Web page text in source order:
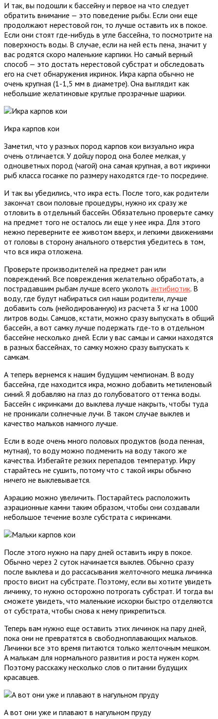
И так, вы подошли к бассейну и первое на что следует
обратить внимание — это поведение рыбы. Если они еще
продолжают нерестовой гон, то лучше оставить их в покое.
Если они стоят где-нибудь в угле бассейна, то посмотрите на
поверхность воды. В случае, если на ней есть пена, значит у
вас родятся скоро маленькие карпики. Но самый верный
способ — это достать нерестовой субстрат и обследовать
его на счет обнаружения икринок. Икра карпа обычно не
очень крупная (1-1,5 мм в диаметре). Она выглядит как
небольшие желатиновые круглые прозрачные шарики.
Икра карпов кои
Заметил, что у разных пород карпов кои визуально икра
очень отличается. У дойцу пород она более мелкая, у
одноцветных пород (чагой) она самая крупная, а вот икринки
рыб класса госанке по размеру находятся где-то посредине.
И так вы убедились, что икра есть. После того, как родители
закончат свои половые процедуры, нужно их сразу же
отловить в отдельный бассейн. Обязательно проверьте самку
на предмет того не осталось ли еще у нее икра. Для этого
нежно переверните ее животом вверх, и легкими движениями
от головы в сторону анального отверстия убедитесь в том,
что вся икра отложена.
Проверьте производителей на предмет ран или
повреждений. Все повреждения желательно обработать, а
пострадавшим рыбам лучше всего уколоть антибиотик. В
воду, где будут набираться сил наши родители, лучше
добавить соль (нейодированную) из расчета 3 кг на 1000
литров воды. Самцов, кстати, можно сразу выпускать в общий
бассейн, а вот самку лучше подержать где-то в отдельном
бассейне несколько дней. Если у вас самцы и самки находятся
в разных бассейнах, то самку можно сразу выпускать к
самкам.
А теперь вернемся к нашим будущим чемпионам. В воду
бассейна, где находится икра, можно добавить метиленовый
синий. Я добавляю на глаз до голубоватого оттенка воды.
Бассейн с икринками до выклева лучше накрыть, чтобы туда
не проникали солнечные лучи. В таком случае выклев и
качество мальков намного лучше.
Если в воде очень много половых продуктов (вода пенная,
мутная), то воду можно подменить на воду такого же
качества. Избегайте резких перепадов температур. Икру
старайтесь не сушить, потому что с такой икры обычно
ничего не выклевывается.
Аэрацию можно увеличить. Постарайтесь расположить
аэрационные камни таким образом, чтобы они создавали
небольшое течение возле субстрата с икринками.
После этого нужно на пару дней оставить икру в покое.
Обычно через 2 суток начинается выклев. Обычно сразу
после выклева и до рассасывания желточного мешка личинка
просто висит на субстрате. Поэтому, если вы хотите увидеть
личинку, то нужно осторожно потрогать субстрат. И тогда вы
сможете увидеть, что маленькие искорки быстро отделяются
от субстрата, чтобы снова к нему прикрепиться.
Теперь вам нужно еще оставить этих личинок на пару дней,
пока они не превратятся в свободноплавающих мальков.
Личинки все это время питаются только желточным мешком.
А малькам для нормального развития и роста нужен корм.
Поэтому расскажу несколько слов о питании будущих
красавцев.
А вот они уже и плавают в нагульном пруду